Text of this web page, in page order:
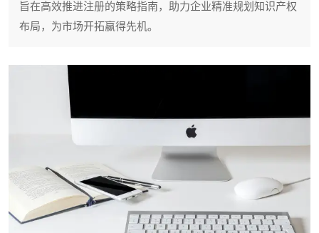
旨在高效推进注册的策略指南，助力企业精准规划知识产权
布局，为市场开拓赢得先机。